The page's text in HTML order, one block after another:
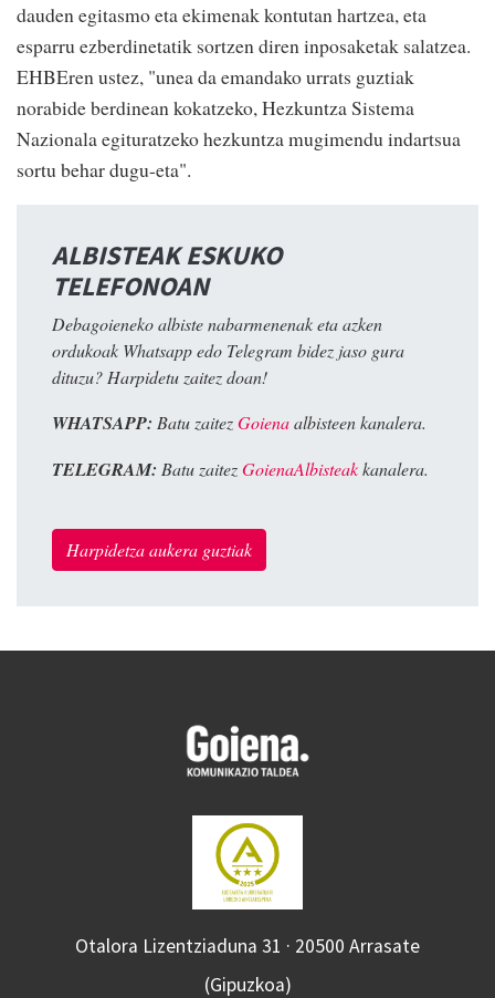
dauden egitasmo eta ekimenak kontutan hartzea, eta
esparru ezberdinetatik sortzen diren inposaketak salatzea.
EHBEren ustez, "unea da emandako urrats guztiak
norabide berdinean kokatzeko, Hezkuntza Sistema
Nazionala egituratzeko hezkuntza mugimendu indartsua
sortu behar dugu-eta".
ALBISTEAK ESKUKO
TELEFONOAN
Debagoieneko albiste nabarmenenak eta azken
ordukoak Whatsapp edo Telegram bidez jaso gura
dituzu? Harpidetu zaitez doan!
WHATSAPP: Batu zaitezGoienaalbisteen kanalera.
TELEGRAM: Batu zaitezGoienaAlbisteakkanalera.
Harpidetza aukera guztiak
Otalora Lizentziaduna 31 · 20500 Arrasate
(Gipuzkoa)